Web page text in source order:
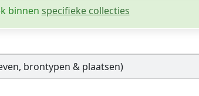
binnen specifieke collecties
brontypen & plaatsen)